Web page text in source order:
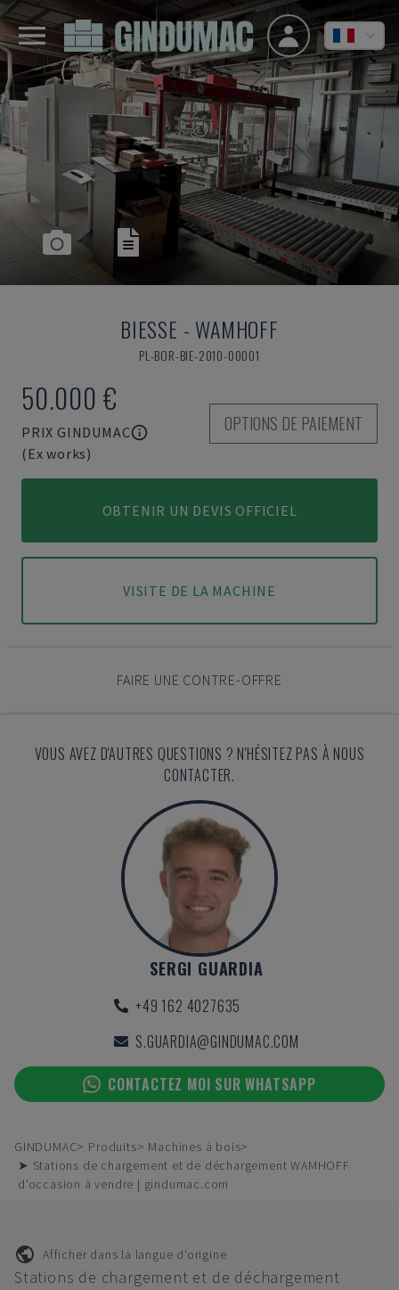
BIESSE - WAMHOFF
PL-BOR-BIE-2010-00001
50.000 €
PRIX GINDUMAC
(Ex works)
OPTIONS DE PAIEMENT
OBTENIR UN DEVIS OFFICIEL
VISITE DE LA MACHINE
FAIRE UNE CONTRE-OFFRE
VOUS AVEZ D'AUTRES QUESTIONS ? N'HÉSITEZ PAS À NOUS
CONTACTER.
SERGI GUARDIA
+49 162 4027635
S.GUARDIA@GINDUMAC.COM
CONTACTEZ MOI SUR WHATSAPP
GINDUMAC Produits
Machines à bois
➤ Stations de chargement et de déchargement WAMHOFF
d'occasion à vendre | gindumac.com
Afficher dans la langue d'origine
Stations de chargement et de déchargement